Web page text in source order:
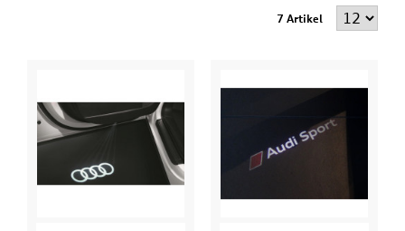
7 Artikel